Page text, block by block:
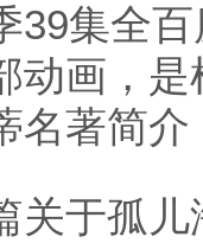
39集全
动画，
名著简介
关于孤